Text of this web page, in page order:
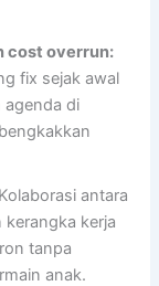
cost overrun:
fix sejak awal
agenda di
Kolaborasi antara
kerja
tanpa
anak.